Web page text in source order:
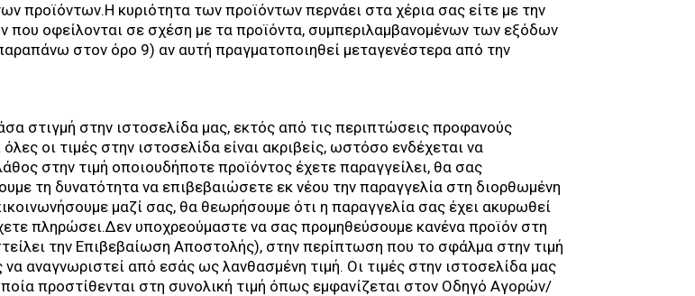
προϊόντων.Η κυριότητα των προϊόντων περνάει στα χέρια σας είτε με την
οφείλονται σε σχέση με τα προϊόντα, συμπεριλαμβανομένων των εξόδων
στον όρο 9) αν αυτή πραγματοποιηθεί μεταγενέστερα από την
στιγμή στην ιστοσελίδα μας, εκτός από τις περιπτώσεις προφανούς
οι τιμές στην ιστοσελίδα είναι ακριβείς, ωστόσο ενδέχεται να
στην τιμή οποιουδήποτε προϊόντος έχετε παραγγείλει, θα σας
τη δυνατότητα να επιβεβαιώσετε εκ νέου την παραγγελία στη διορθωμένη
μαζί σας, θα θεωρήσουμε ότι η παραγγελία σας έχει ακυρωθεί
πληρώσει.Δεν υποχρεούμαστε να σας προμηθεύσουμε κανένα προϊόν στη
την Επιβεβαίωση Αποστολής), στην περίπτωση που το σφάλμα στην τιμή
αναγνωριστεί από εσάς ως λανθασμένη τιμή. Οι τιμές στην ιστοσελίδα μας
προστίθενται στη συνολική τιμή όπως εμφανίζεται στον Οδηγό Αγορών/